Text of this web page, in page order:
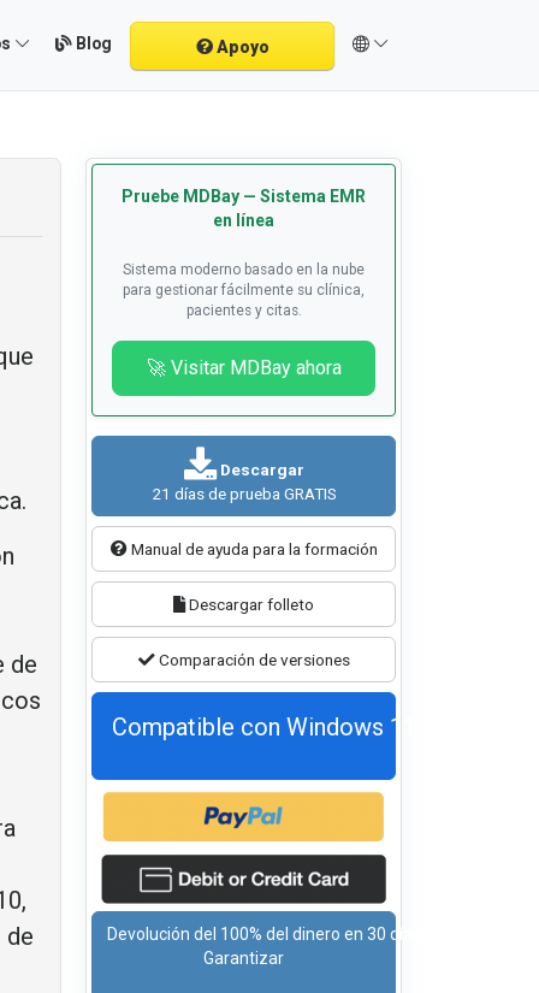
Blog Apoyo
de
de
Pruebe MDBay — Sistema EMR
en línea
Sistema moderno basado en la nube
para gestionar fácilmente su clínica,
pacientes y citas.
🚀 Visitar MDBay ahora
Descargar
21 días de prueba GRATIS
Manual de ayuda para la formación
Descargar folleto
Comparación de versiones
Compatible con Windows 11
Devolución del 100% del dinero en 30 días
Garantizar